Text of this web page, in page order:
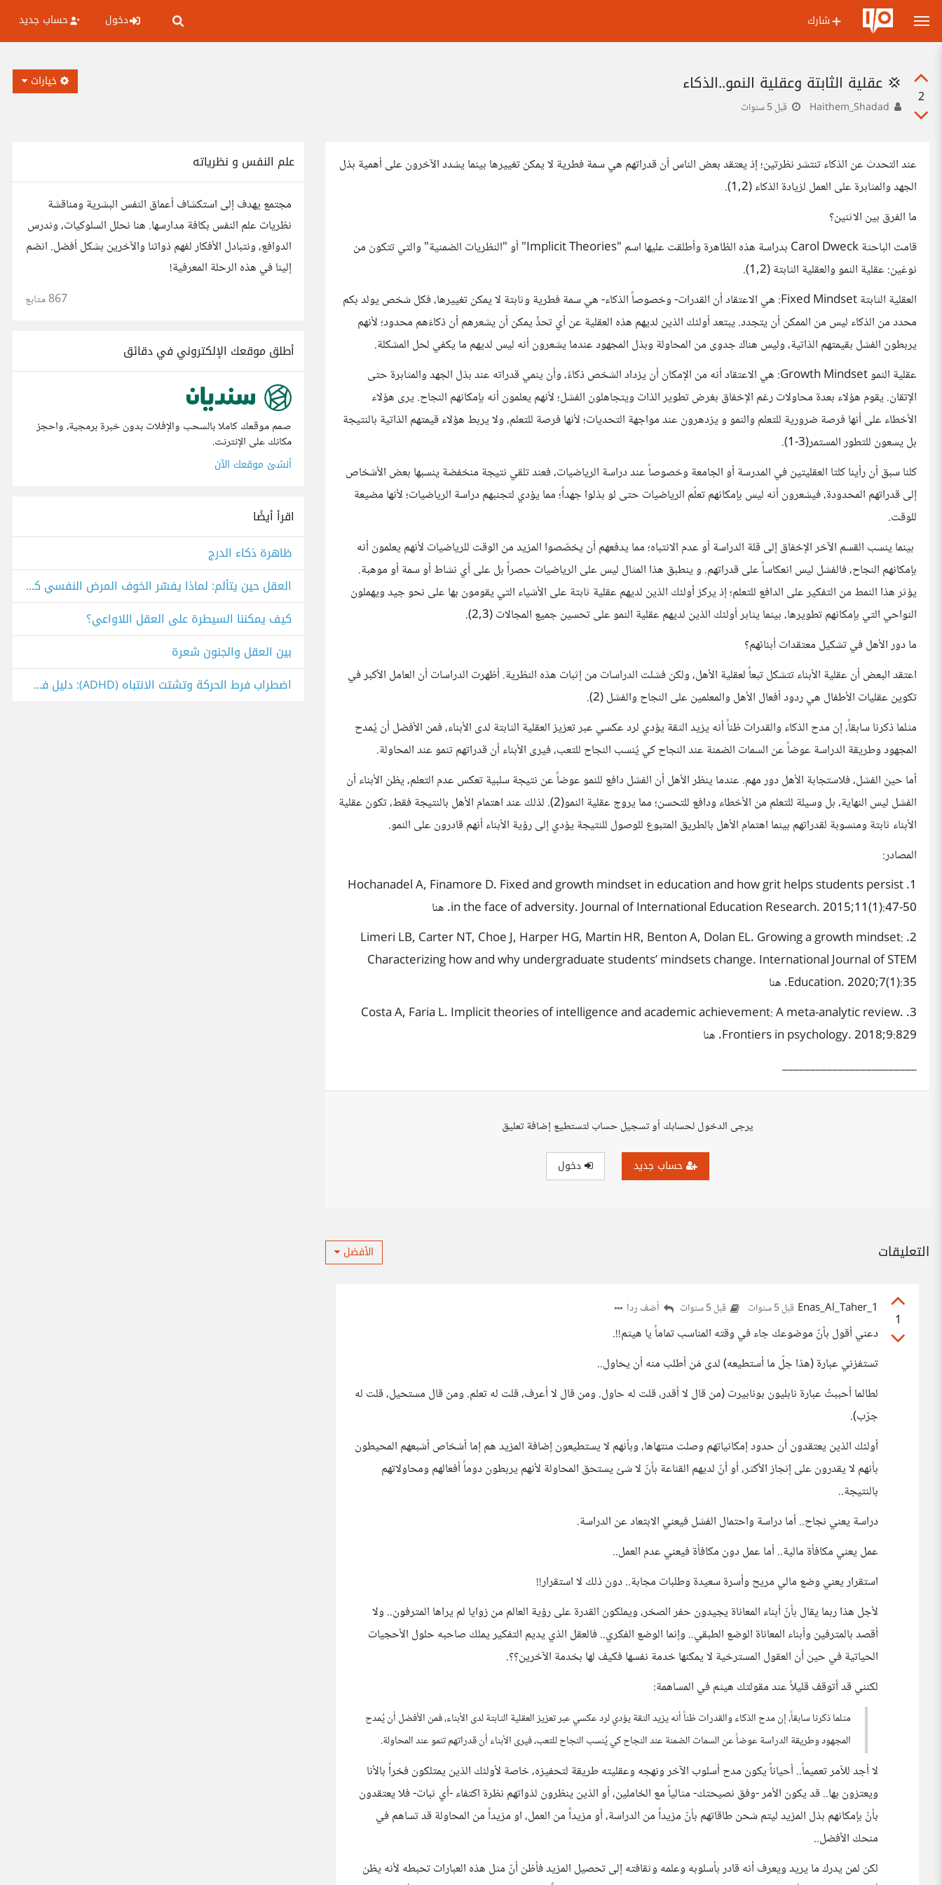
شارك دخول حساب جديد
2
💢 عقلية الثابتة وعقلية النمو..الذكاء
قبل 5 سنوات
خيارات
عند التحدث عن الذكاء تنتشر نظرتين؛ إذ يعتقد بعض الناس أن قدراتهم هي سمة فطرية لا يمكن تغييرها بينما يشدد الآخرون على أهمية بذل
الجهد والمثابرة على العمل لزيادة الذكاء (1,2).
ما الفرق بين الاثنين؟
قامت الباحثة Carol Dweck بدراسة هذه الظاهرة وأطلقت عليها اسم "Implicit Theories" أو "النظريات الضمنية" والتي تتكون من
نوعَين: عقلية النمو والعقلية الثابتة (1,2).
العقلية الثابتة Fixed Mindset: هي الاعتقاد أن القدرات- وخصوصاً الذكاء- هي سمة فطرية وثابتة لا يمكن تغييرها، فكل شخص يولد بكم
محدد من الذكاء ليس من الممكن أن يتجدد. يبتعد أولئك الذين لديهم هذه العقلية عن أي تحدٍّ يمكن أن يشعرهم أن ذكاءَهم محدود؛ لأنهم
يربطون الفشل بقيمتهم الذاتية، وليس هناك جدوى من المحاولة وبذل المجهود عندما يشعرون أنه ليس لديهم ما يكفي لحل المشكلة.
عقلية النمو Growth Mindset: هي الاعتقاد أنه من الإمكان أن يزداد الشخص ذكاءً، وأن ينمي قدراته عند بذل الجهد والمثابرة حتى
الإتقان. يقوم هؤلاء بعدة محاولات رغم الإخفاق بغرض تطوير الذات ويتجاهلون الفشل؛ لأنهم يعلمون أنه بإمكانهم النجاح. يرى هؤلاء
الأخطاء على أنها فرصة ضرورية للتعلم والنمو و يزدهرون عند مواجهة التحديات؛ لأنها فرصة للتعلم، ولا يربط هؤلاء قيمتهم الذاتية بالنتيجة
بل يسعون للتطور المستمر(3-1).
كلنا سبق أن رأينا كلتا العقليتين في المدرسة أو الجامعة وخصوصاً عند دراسة الرياضيات، فعند تلقي نتيجة منخفضة ينسبها بعض الأشخاص
إلى قدراتهم المحدودة، فيشعرون أنه ليس بإمكانهم تعلّم الرياضيات حتى لو بذلوا جهداً؛ مما يؤدي لتجنبهم دراسة الرياضيات؛ لأنها مضيعة
للوقت.
بينما ينسب القسم الآخر الإخفاق إلى قلة الدراسة أو عدم الانتباه؛ مما يدفعهم أن يخصّصوا المزيد من الوقت للرياضيات لأنهم يعلمون أنه
بإمكانهم النجاح، فالفشل ليس انعكاساً على قدراتهم. و ينطبق هذا المثال ليس على الرياضيات حصراً بل على أي نشاط أو سمة أو موهبة.
يؤثر هذا النمط من التفكير على الدافع للتعلم؛ إذ يركز أولئك الذين لديهم عقلية ثابتة على الأشياء التي يقومون بها على نحو جيد ويهملون
النواحي التي بإمكانهم تطويرها، بينما يثابر أولئك الذين لديهم عقلية النمو على تحسين جميع المجالات (2,3).
ما دور الأهل في تشكيل معتقدات أبئائهم؟
اعتقد البعض أن عقلية الأبناء تتشكل تبعاً لعقلية الأهل، ولكن فشلت الدراسات من إثبات هذه النظرية. أظهرت الدراسات أن العامل الأكبر في
تكوين عقليات الأطفال هي ردود أفعال الأهل والمعلمين على النجاح والفشل (2).
مثلما ذكرنا سابقاً، إن مدح الذكاء والقدرات ظناً أنه يزيد الثقة يؤدي لرد عكسي عبر تعزيز العقلية الثابتة لدى الأبناء، فمن الأفضل أن يُمدح
المجهود وطريقة الدراسة عوضاً عن السمات الضمنة عند النجاح كي يُنسب النجاح للتعب، فيرى الأبناء أن قدراتهم تنمو عند المحاولة.
أما حين الفشل، فلاستجابة الأهل دور مهم. عندما ينظر الأهل أن الفشل دافع للنمو عوضاً عن نتيجة سلبية تعكس عدم التعلم، يظن الأبناء أن
الفشل ليس النهاية، بل وسيلة للتعلم من الأخطاء ودافع للتحسن؛ مما يروج عقلية النمو(2). لذلك عند اهتمام الأهل بالنتيجة فقط، تكون عقلية
الأبناء ثابتة ومنسوبة لقدراتهم بينما اهتمام الأهل بالطريق المتبوع للوصول للنتيجة يؤدي إلى رؤية الأبناء أنهم قادرون على النمو.
المصادر:
1. Hochanadel A, Finamore D. Fixed and growth mindset in education and how grit helps students persist
in the face of adversity. Journal of International Education Research. 2015;11(1):47-50. هنا
2. Limeri LB, Carter NT, Choe J, Harper HG, Martin HR, Benton A, Dolan EL. Growing a growth mindset:
Characterizing how and why undergraduate students’ mindsets change. International Journal of STEM
Education. 2020;7(1):35. هنا
3. Costa A, Faria L. Implicit theories of intelligence and academic achievement: A meta-analytic review.
Frontiers in psychology. 2018;9:829. هنا
________________________
يرجى الدخول لحسابك أو تسجيل حساب لتستطيع إضافة تعليق
حساب جديد دخول
التعليقات الأفضل
1
Enas_Al_Taher_1 قبل 5 سنوات قبل 5 سنوات أضف ردا
دعني أقول بأنّ موضوعك جاء في وقته المناسب تماماً يا هيثم!!.
تستفزني عبارة (هذا جلّ ما أستطيعه) لدى مَن أطلب منه أن يحاول..
لطالما أحببتُ عبارة نابليون بونابيرت (من قال لا أقدر، قلت له حاول. ومن قال لا أعرف، قلت له تعلم. ومن قال مستحيل، قلت له
جرّب).
أولئك الذين يعتقدون أن حدود إمكانياتهم وصلت منتهاها، وبأنهم لا يستطيعون إضافة المزيد هم إما أشخاص أشبعهم المحيطون
بأنهم لا يقدرون على إنجاز الأكثر، أو أنّ لديهم القناعة بأنّ لا شئ يستحق المحاولة لأنهم يربطون دوماً أفعالهم ومحاولاتهم
بالنتيجة..
دراسة يعني نجاح.. أما دراسة واحتمال الفشل فيعني الابتعاد عن الدراسة.
عمل يعني مكافأة مالية.. أما عمل دون مكافأة فيعني عدم العمل..
استقرار يعني وضع مالي مريح وأسرة سعيدة وطلبات مجابة.. دون ذلك لا استقرار!!
لأجل هذا ربما يقال بأنّ أبناء المعاناة يجيدون حفر الصخر، ويملكون القدرة على رؤية العالم من زوايا لم يراها المترفون.. ولا
أقصد بالمترفين وأبناء المعاناة الوضع الطبقي.. وإنما الوضع الفكري.. فالعقل الذي يديم التفكير يملك صاحبه حلول الأحجيات
الحياتية في حين أن العقول المسترخية لا يمكنها خدمة نفسها فكيف لها بخدمة الآخرين؟؟.
لكنني قد أتوقف قليلاً عند مقولتك هيثم في المساهمة:
مثلما ذكرنا سابقاً، إن مدح الذكاء والقدرات ظناً أنه يزيد الثقة يؤدي لرد عكسي عبر تعزيز العقلية الثابتة لدى الأبناء، فمن الأفضل أن يُمدح
المجهود وطريقة الدراسة عوضاً عن السمات الضمنة عند النجاح كي يُنسب النجاح للتعب، فيرى الأبناء أن قدراتهم تنمو عند المحاولة.
لا أجد للأمر تعميماً.. أحياناً يكون مدح أسلوب الآخر ونهجه وعقليته طريقة لتحفيزه، خاصة لأولئك الذين يمتلكون فخراً بالأنا
ويعتزون بها.. قد يكون الأمر -وفق نصيحتك- مثالياً مع الخاملين، أو الذين ينظرون لذواتهم نظرة اكتفاء -أي ثبات- فلا يعتقدون
بأنّ بإمكانهم بذل المزيد ليتم شحن طاقاتهم بأنّ مزيداً من الدراسة، أو مزيداً من العمل، او مزيداً من المحاولة قد تساهم في
منحك الأفضل..
لكن لمن يدرك ما يريد ويعرف أنه قادر بأسلوبه وعلمه وثقافته إلى تحصيل المزيد فأظن أنّ مثل هذه العبارات تحبطه لأنه يظن
علم النفس و نظرياته
مجتمع يهدف إلى استكشاف أعماق النفس البشرية ومناقشة
نظريات علم النفس بكافة مدارسها. هنا نحلل السلوكيات، وندرس
الدوافع، ونتبادل الأفكار لفهم ذواتنا والآخرين بشكل أفضل. انضم
إلينا في هذه الرحلة المعرفية!
867متابع
أطلق موقعك الإلكتروني في دقائق
صمم موقعك كاملا بالسحب والإفلات بدون خبرة برمجية، واحجز
مكانك على الإنترنت.
أنشئ موقعك الآن
اقرأ أيضًا
ظاهرة ذكاء الدرج
العقل حين يتألم: لماذا يفسّر الخوف المرض النفسي كقوى خارقة
كيف يمكننا السيطرة على العقل اللاواعي؟
بين العقل والجنون شعرة
اضطراب فرط الحركة وتشتت الانتباه (ADHD): دليل فهم العقل المختلف